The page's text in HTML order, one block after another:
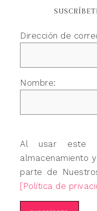
Dirección de
Nombre:
Al usar este
almacenamiento
parte de
[Política de